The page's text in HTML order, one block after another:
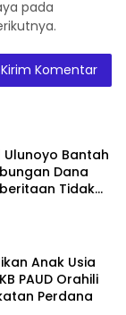
pada
Ulunoyo Bantah
Dana
Tidak
Anak Usia
PAUD Orahili
Perdana